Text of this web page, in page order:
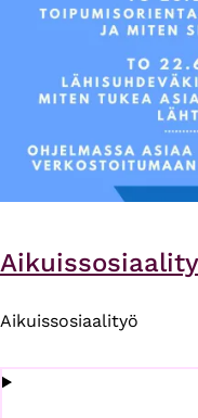
Aikuissosiaalityö